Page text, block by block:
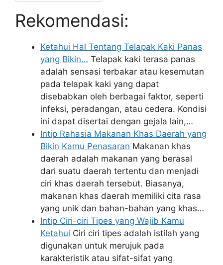
Rekomendasi:
Ketahui Hal Tentang Telapak Kaki Panas
yang Bikin… Telapak kaki terasa panas
adalah sensasi terbakar atau kesemutan
pada telapak kaki yang dapat
disebabkan oleh berbagai faktor, seperti
infeksi, peradangan, atau cedera. Kondisi
ini dapat disertai dengan gejala lain,…
Intip Rahasia Makanan Khas Daerah yang
Bikin Kamu Penasaran Makanan khas
daerah adalah makanan yang berasal
dari suatu daerah tertentu dan menjadi
ciri khas daerah tersebut. Biasanya,
makanan khas daerah memiliki cita rasa
yang unik dan bahan-bahan yang khas…
Intip Ciri-ciri Tipes yang Wajib Kamu
Ketahui Ciri ciri tipes adalah istilah yang
digunakan untuk merujuk pada
karakteristik atau sifat-sifat yang